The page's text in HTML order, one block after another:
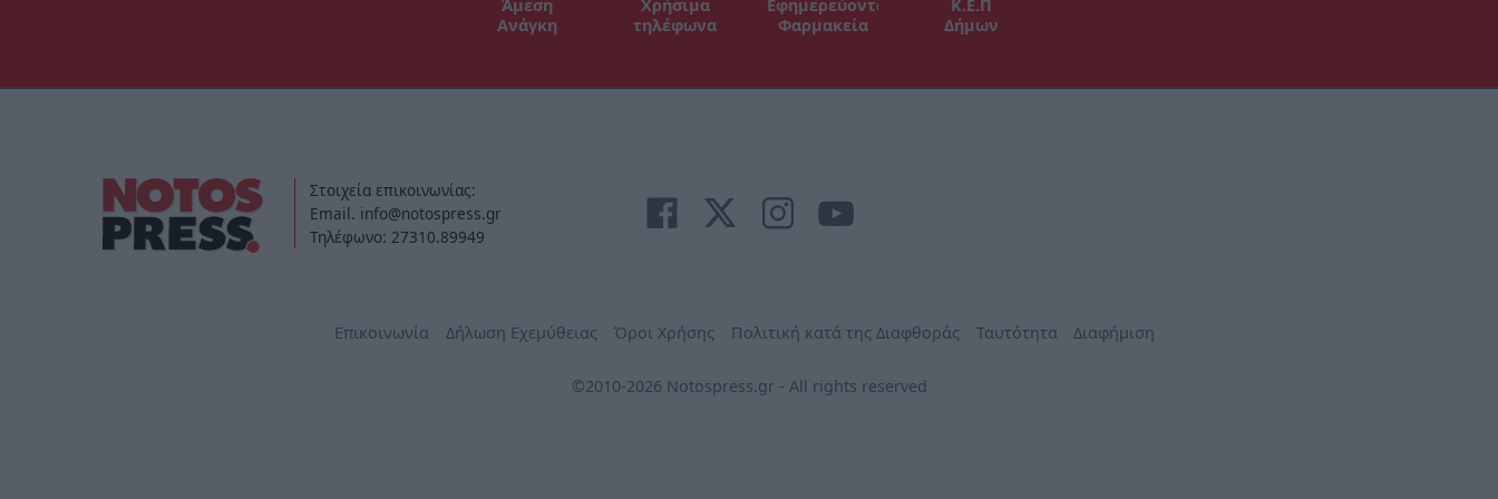
Άμεση
Ανάγκη
Χρήσιμα
τηλέφωνα
Εφημερεύοντα
Φαρμακεία
Κ.Ε.Π
Δήμων
Στοιχεία επικοινωνίας:
Email. info@notospress.gr
Τηλέφωνο: 27310.89949
Επικοινωνία Δήλωση Εχεμύθειας Όροι Χρήσης Πολιτική κατά της Διαφθοράς Ταυτότητα Διαφήμιση
©2010-2026 Notospress.gr - All rights reserved